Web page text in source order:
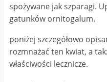
spożywane jak szparagi.
gatunków ornitogalum.
poniżej szczegółowo
rozmnażać ten kwiat, a
właściwości lecznicze.